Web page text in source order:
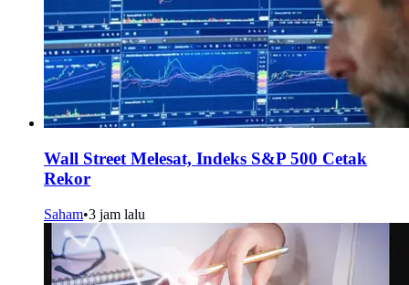
Wall Street Melesat, Indeks S&P 500 Cetak
Rekor
Saham•3 jam lalu